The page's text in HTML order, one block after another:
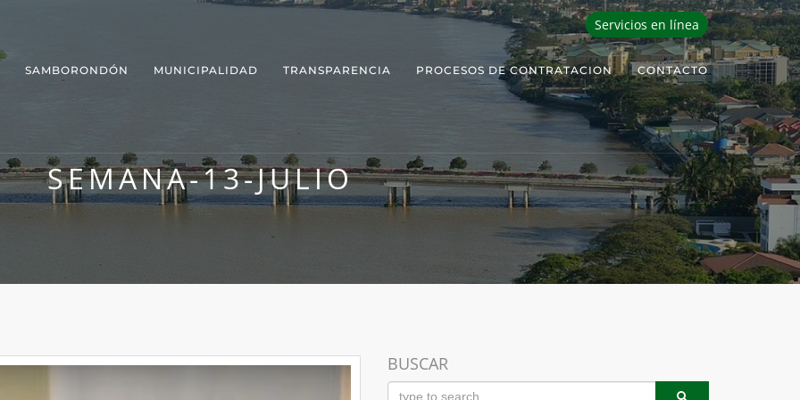
Servicios en línea
SAMBORONDÓN MUNICIPALIDAD TRANSPARENCIA PROCESOS DE CONTRATACION CONTACTO
SEMANA-13-JULIO
BUSCAR